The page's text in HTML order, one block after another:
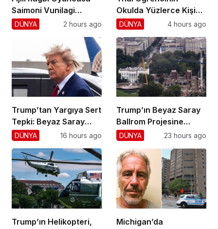
Saimoni Vunilagi
Hayatını Kaybetti
DÜNYA 2 hours ago
Okulda Yüzlerce Kişiyi
Vurdu!
DÜNYA 4 hours ago
Trump’tan Yargıya Sert
Tepki: Beyaz Saray
Krizi!
DÜNYA 16 hours ago
Trump’ın Beyaz Saray
Ballrom Projesine
Durdurma
DÜNYA 23 hours ago
Trump’ın Helikopteri,
Michigan’da